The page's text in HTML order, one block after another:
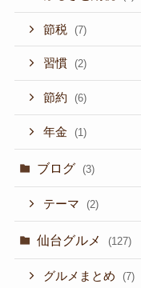
節税 (7)
習慣 (2)
節約 (6)
年金 (1)
ブログ (3)
テーマ (2)
仙台グルメ (127)
グルメまとめ (7)